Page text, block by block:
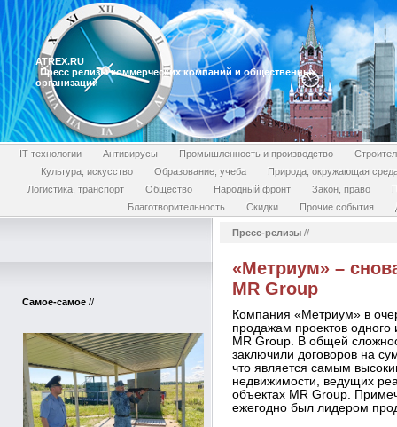
ATREX.RU
Пресс релизы коммерческих компаний и общественных
организаций
IT технологии Антивирусы Промышленность и производство
Культура, искусство
Образование, учеба
Природа, окружающая
Логистика, транспорт
Общество Народный фронт Закон, право
Благотворительность
Скидки Прочие события
Самое-самое //
Пресс-релизы //
«Метриум» –
MR Group
Компания «Метриум» в
продажам проектов одного
MR Group. В общей
заключили договоров на
что является самым
недвижимости, ведущих
объектах MR Group.
ежегодно был лидером